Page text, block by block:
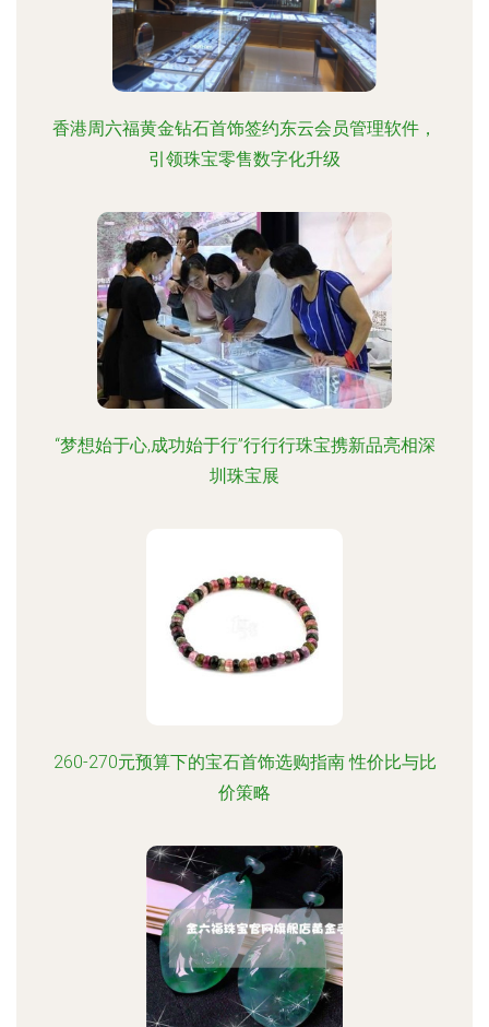
香港周六福黄金钻石首饰签约东云会员管理软件，
引领珠宝零售数字化升级
“梦想始于心,成功始于行”行行行珠宝携新品亮相深
圳珠宝展
260-270元预算下的宝石首饰选购指南 性价比与比
价策略